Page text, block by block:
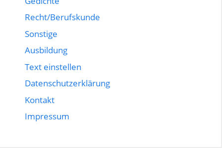
Recht/Berufskunde
Sonstige
Ausbildung
Text einstellen
Datenschutzerklärung
Kontakt
Impressum